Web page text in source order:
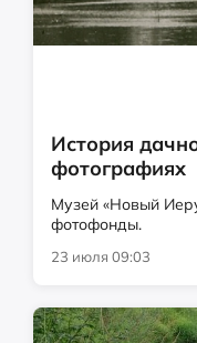
История
фотографиях
Музей «Новый
фотофонды.
23 июля 09:03